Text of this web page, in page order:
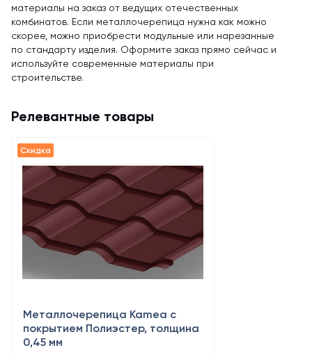
материалы на заказ от ведущих отечественных
комбинатов. Если металлочерепица нужна как можно
скорее, можно приобрести модульные или нарезанные
по стандарту изделия. Оформите заказ прямо сейчас и
используйте современные материалы при
строительстве.
Релевантные товары
Металлочерепица Kamea с
покрытием Полиэстер, толщина
0,45 мм